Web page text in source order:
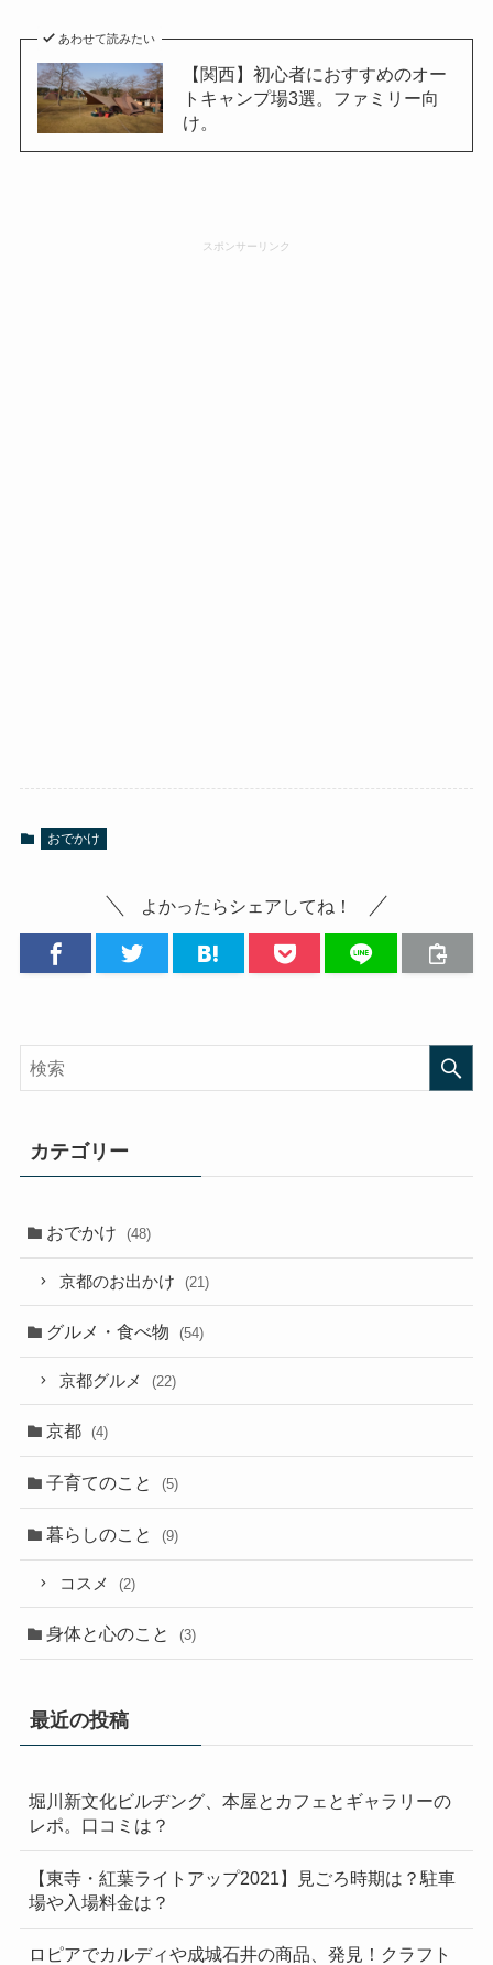
あわせて読みたい
【関西】初心者におすすめのオー
トキャンプ場3選。ファミリー向
け。
スポンサーリンク
おでかけ
よかったらシェアしてね！
カテゴリー
おでかけ (48)
京都のお出かけ (21)
グルメ・食べ物 (54)
京都グルメ (22)
京都 (4)
子育てのこと (5)
暮らしのこと (9)
コスメ (2)
身体と心のこと (3)
最近の投稿
堀川新文化ビルヂング、本屋とカフェとギャラリーの
レポ。口コミは？
【東寺・紅葉ライトアップ2021】見ごろ時期は？駐車
場や入場料金は？
ロピアでカルディや成城石井の商品、発見！クラフト